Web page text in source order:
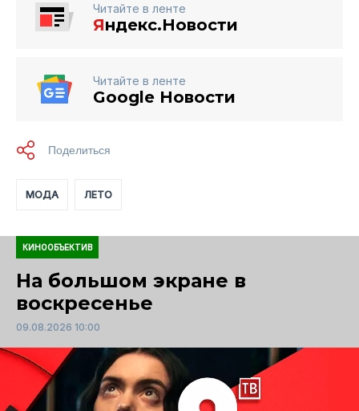
Читайте в ленте
Яндекс.Новости
Читайте в ленте
Google Новости
МОДА ЛЕТО
КИНООБЪЕКТИВ
На большом экране в
воскресенье
09.08.2026 10:00